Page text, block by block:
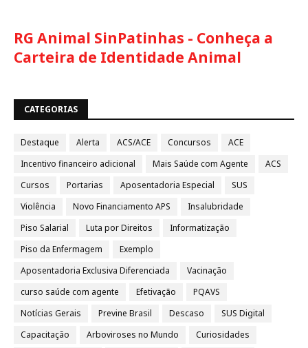
RG Animal SinPatinhas - Conheça a
Carteira de Identidade Animal
CATEGORIAS
Destaque Alerta ACS/ACE Concursos
ACE
Incentivo financeiro adicional
Mais Saúde com Agente
ACS
Cursos
Portarias Aposentadoria Especial
SUS
Violência
Novo Financiamento APS
Insalubridade
Piso Salarial
Luta por Direitos
Informatização
Piso da Enfermagem
Exemplo
Aposentadoria Exclusiva Diferenciada
Vacinação
curso saúde com agente
Efetivação
PQAVS
Notícias Gerais
Previne Brasil Descaso
SUS Digital
Capacitação
Arboviroses no Mundo
Curiosidades